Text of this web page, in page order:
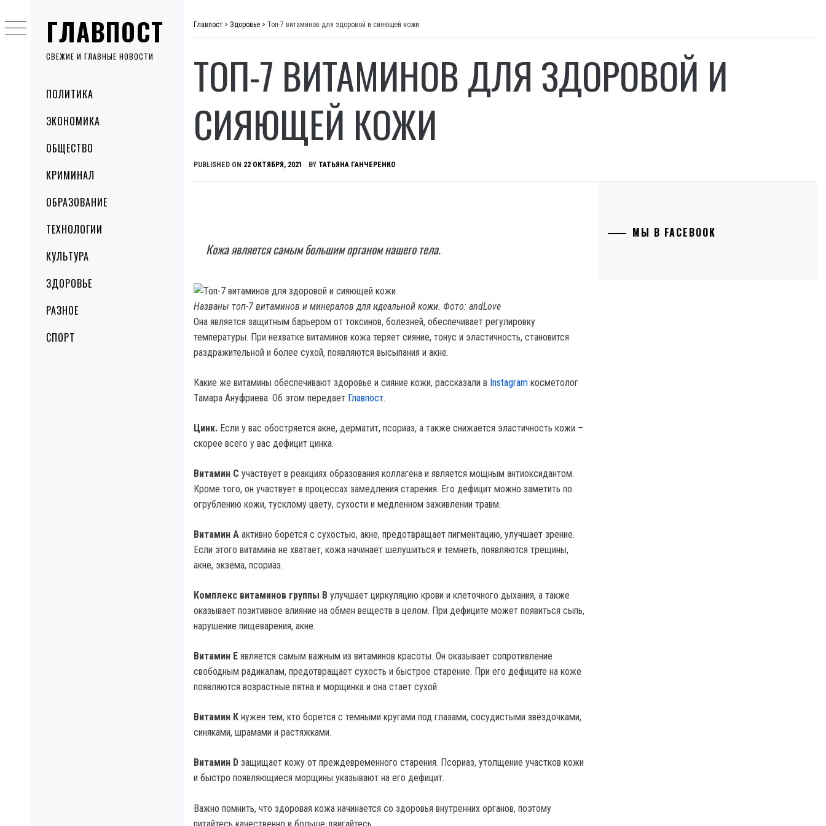
ГЛАВПОСТ
СВЕЖИЕ И ГЛАВНЫЕ НОВОСТИ
MenuПОЛИТИКА
ЭКОНОМИКА
ОБЩЕСТВО
КРИМИНАЛ
ОБРАЗОВАНИЕ
ТЕХНОЛОГИИ
КУЛЬТУРА
ЗДОРОВЬЕ
РАЗНОЕ
СПОРТ
to
content
Главпост > Здоровье > Топ-7 витаминов для здоровой и сияющей кожи
ТОП-7 ВИТАМИНОВ ДЛЯ ЗДОРОВОЙ И
СИЯЮЩЕЙ КОЖИ
PUBLISHED ON 22 ОКТЯБРЯ, 2021 BY ТАТЬЯНА ГАНЧЕРЕНКО
Кожа является самым большим органом нашего тела.
Названы топ-7 витаминов и минералов для идеальной кожи. Фото: andLove
Она является защитным барьером от токсинов, болезней, обеспечивает регулировку
температуры. При нехватке витаминов кожа теряет сияние, тонус и эластичность, становится
раздражительной и более сухой, появляются высыпания и акне.
Какие же витамины обеспечивают здоровье и сияние кожи, рассказали в Instagram косметолог
Тамара Ануфриева. Об этом передает Главпост.
Цинк. Если у вас обостряется акне, дерматит, псориаз, а также снижается эластичность кожи –
скорее всего у вас дефицит цинка.
Витамин С участвует в реакциях образования коллагена и является мощным антиоксидантом.
Кроме того, он участвует в процессах замедления старения. Его дефицит можно заметить по
огрублению кожи, тусклому цвету, сухости и медленном заживлении травм.
Витамин А активно борется с сухостью, акне, предотвращает пигментацию, улучшает зрение.
Если этого витамина не хватает, кожа начинает шелушиться и темнеть, появляются трещины,
акне, экзема, псориаз.
Комплекс витаминов группы В улучшает циркуляцию крови и клеточного дыхания, а также
оказывает позитивное влияние на обмен веществ в целом. При дефиците может появиться сыпь,
нарушение пищеварения, акне.
Витамин Е является самым важным из витаминов красоты. Он оказывает сопротивление
свободным радикалам, предотвращает сухость и быстрое старение. При его дефиците на коже
появляются возрастные пятна и морщинка и она стает сухой.
Витамин К нужен тем, кто борется с темными кругами под глазами, сосудистыми звёздочками,
синяками, шрамами и растяжками.
Витамин D защищает кожу от преждевременного старения. Псориаз, утолщение участков кожи
и быстро появляющиеся морщины указывают на его дефицит.
Важно помнить, что здоровая кожа начинается со здоровья внутренних органов, поэтому
МЫ В FACEBOOK